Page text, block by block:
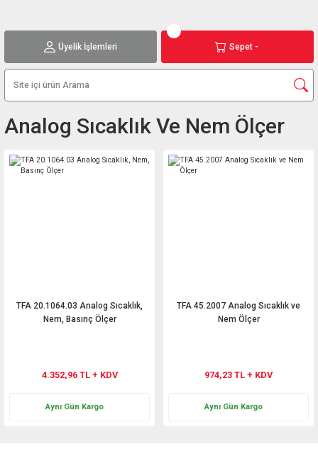
Üyelik İşlemleri Sepet -
Analog Sıcaklık Ve Nem Ölçer
TFA 20.1064.03 Analog Sıcaklık,
Nem, Basınç Ölçer
4.352,96 TL + KDV
Aynı Gün Kargo
TFA 45.2007 Analog Sıcaklık ve
Nem Ölçer
974,23 TL + KDV
Aynı Gün Kargo